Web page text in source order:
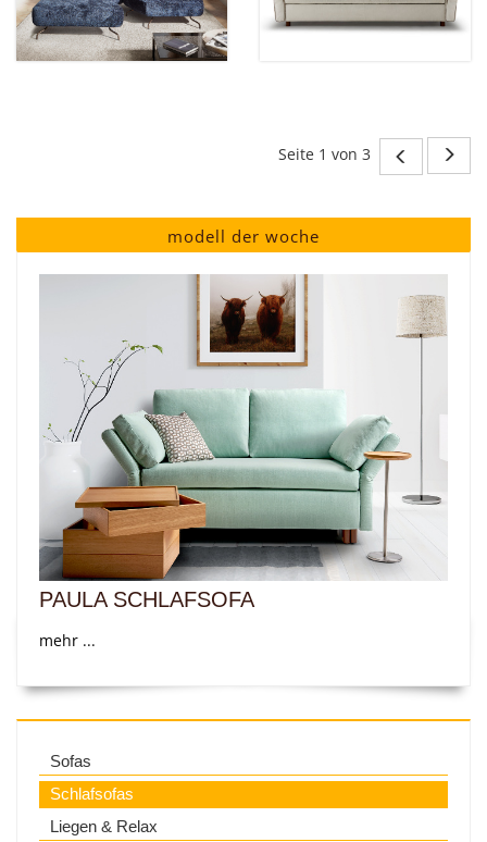
Seite 1 von 3
modell der woche
PAULA SCHLAFSOFA
mehr ...
Sofas
Schlafsofas
Liegen & Relax